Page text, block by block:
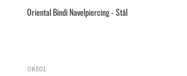
Oriental Bindi Navelpiercing - Stål
OKE01